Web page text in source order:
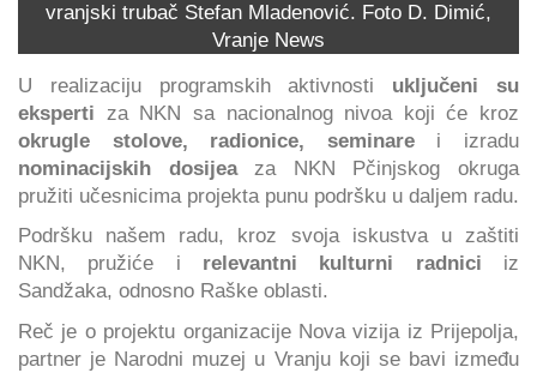
vranjski trubač Stefan Mladenović. Foto D. Dimić,
Vranje News
U realizaciju programskih aktivnosti uključeni su
eksperti za NKN sa nacionalnog nivoa koji će kroz
okrugle stolove, radionice, seminarei izradu
nominacijskih dosijeaza NKN Pčinjskog okruga
pružiti učesnicima projekta punu podršku u daljem radu.
Podršku našem radu, kroz svoja iskustva u zaštiti
NKN, pružiće i relevantni kulturni radnici iz
Sandžaka, odnosno Raške oblasti.
Reč je o projektu organizacije Nova vizija iz Prijepolja,
partner je Narodni muzej u Vranju koji se bavi između